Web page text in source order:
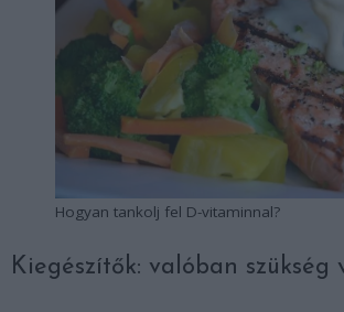
Hogyan tankolj fel D-vitaminnal?
Kiegészítők: valóban szükség